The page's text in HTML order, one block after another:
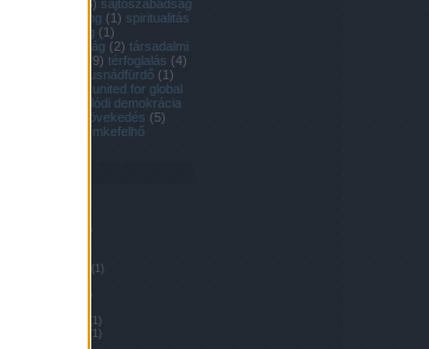
3) sajtószabadság
shopdropping (1) spiritualitás
szegénység (1)
szólásszabadság (2) társadalmi
9) térfoglalás (4)
Tusnádfürdő (1)
united for global
valódi demokrácia
végtelen növekedés (5)
Címkefelhő
(1)
(1)
(1)